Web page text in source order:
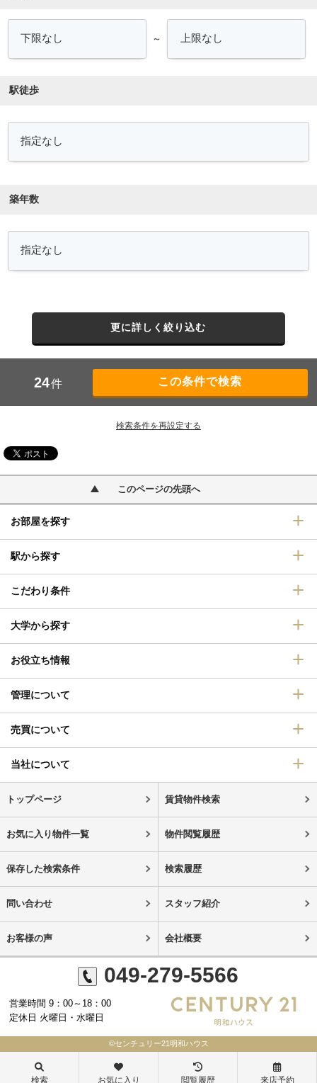
～
駅徒歩
築年数
更に詳しく絞り込む
24件
検索条件を再設定する
このページの先頭へ
お部屋を探す
駅から探す
こだわり条件
大学から探す
お役立ち情報
管理について
売買について
当社について
トップページ 賃貸物件検索
お気に入り物件一覧 物件閲覧履歴
保存した検索条件 検索履歴
問い合わせ スタッフ紹介
お客様の声 会社概要
049-279-5566
営業時間 9：00～18：00
定休日 火曜日・水曜日
©センチュリー21明和ハウス
検索 お気に入り 閲覧履歴 来店予約